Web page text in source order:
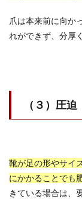
爪は本来前に向か
れができず、分厚
（３）圧迫
靴が足の形やサイ
にかかることでも
きている場合は、